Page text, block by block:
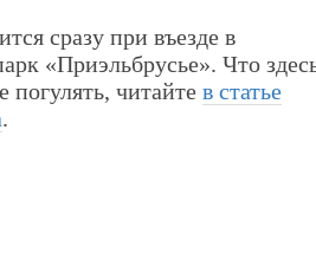
сразу при въезде в
«Приэльбрусье». Что
погулять, читайте в статье
.